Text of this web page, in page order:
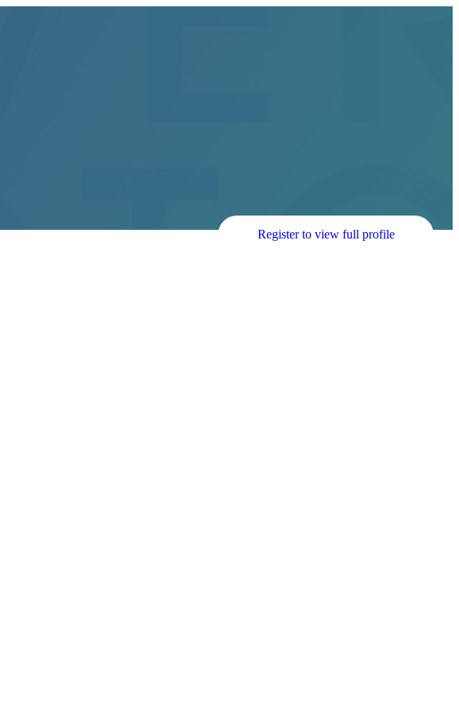
Register to view full profile